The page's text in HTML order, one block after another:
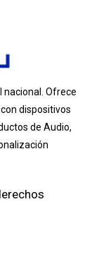
nacional
. Ofrece
dispositivos
de Audio,